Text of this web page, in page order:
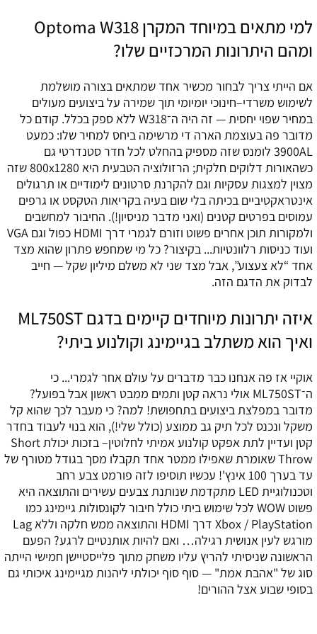
למי מתאים במיוחד המקרן Optoma W318
ומהם היתרונות המרכזיים שלו?
אם הייתי צריך לבחור מכשיר אחד שמתאים בצורה מושלמת
לשימוש משרדי–חינוכי יומיומי תוך שמירה על ביצועים מעולים
במחיר שפוי יחסית — זה היה ה־W318 ללא ספק בכלל. קודם כל
מדובר פה בעוצמת הארה די מרשימה ביחס למחיר שלו: כמעט
‎3900AL‎ לומנס שזה מספיק בהחלט לכל חדר סטנדרטי גם
כשהאורות דלוקים חלקית; הרזולוציה הטבעית היא ‎800x1280‎ שזה
מצוין למצגות עסקיות וגם להקרנת סרטונים לימודיים או תרגולים
אינטראקטיביים בכיתה בלי שום בעיה בקריאות הטקסט או גרפים
עמוסים בפרטים קטנים (ואני מדבר מניסיון!). החיבור למחשבים
ולמקורות תוכן אחרים פשוט וזורם לגמרי דרך HDMI כפול וגם VGA
ועוד כניסות רלוונטיות... בקיצור? כל מי שמחפש פתרון שהוא מצד
אחד “לא צעצוע”, אבל מצד שני לא משלם מיליון שקל — חייב
לבדוק את הדגם הזה.
איזה יתרונות מיוחדים קיימים בדגם ML750ST
ואיך הוא משתלב בגיימינג וקולנוע ביתי?
אוקיי אז פה אנחנו כבר מדברים על עולם אחר לגמרי... כי
ה־ML750ST אולי נראה קטן ותמים ממבט ראשון אבל בפועל?
מדובר במפלצת ביצועים בתחפושת! למה? כי מעבר לכך שהוא קל
משקל ונכנס לכל תיק גב ממוצע (כולל שלי!), הוא בנוי לעבוד בחדר
קטן ועדיין לתת אפקט קולנוע אמיתי לחלוטין– בזכות יכולת Short
Throw שאומרת שאפילו ממטר אחד תקבלו מסך בגודל מטורף של
עד בערך ‎100 אינץ'‎! עכשיו תוסיפו לזה פורמט צבע רחב
וטכנולוגיית LED מתקדמת שנותנת צבעים עשירים והתוצאה היא
פשוט WOW לכל שימוש ביתי כולל חיבור לקונסולות גיימינג כמו
Xbox / PlayStation דרך HDMI והתוצאה ממש חלקה וללא Lag
מורגש לעין אנושית רגילה… ואם להיות אותנטיים לרגע? הפעם
הראשונה שניסיתי להריץ עליו משחק מתוך פלייסטיישן חמישי הייתה
סוג של "אהבת אמת" — סוף סוף יכולתי ליהנות מגיימינג איכותי גם
בסופי שבוע אצל ההורים!